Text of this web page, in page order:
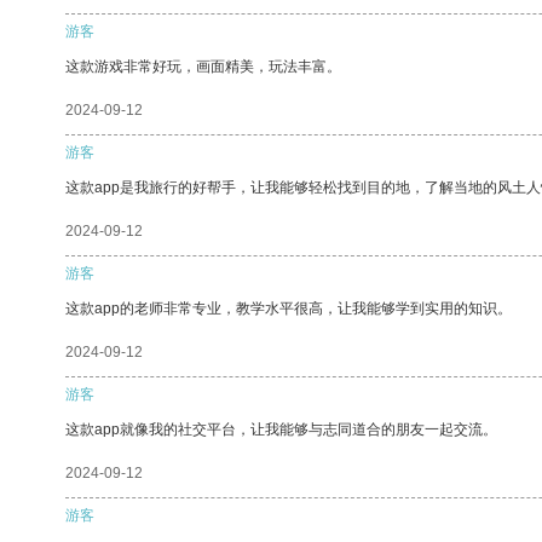
游客
这款游戏非常好玩，画面精美，玩法丰富。
2024-09-12
游客
这款app是我旅行的好帮手，让我能够轻松找到目的地，了解当地的风土
2024-09-12
游客
这款app的老师非常专业，教学水平很高，让我能够学到实用的知识。
2024-09-12
游客
这款app就像我的社交平台，让我能够与志同道合的朋友一起交流。
2024-09-12
游客